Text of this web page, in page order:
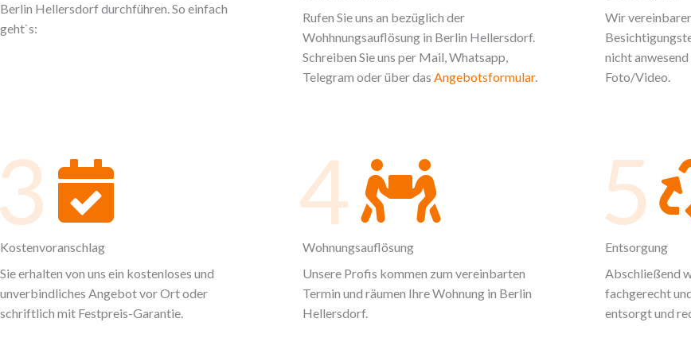
Berlin Hellersdorf durchführen. So einfach
geht`s:
Rufen Sie uns an bezüglich der
Wohhnungsauflösung in Berlin Hellersdorf.
Schreiben Sie uns per Mail, Whatsapp,
Telegram oder über das Angebotsformular.
Wir
nicht anwesend
Foto/Video.
Kostenvoranschlag
Sie erhalten von uns ein kostenloses und
unverbindliches Angebot vor Ort oder
schriftlich mit Festpreis-Garantie.
4
Wohnungsauflösung
Unsere Profis kommen zum vereinbarten
Termin und räumen Ihre Wohnung in Berlin
Hellersdorf.
5
Entsorgung
Abschließend
fachgerecht
entsorgt und